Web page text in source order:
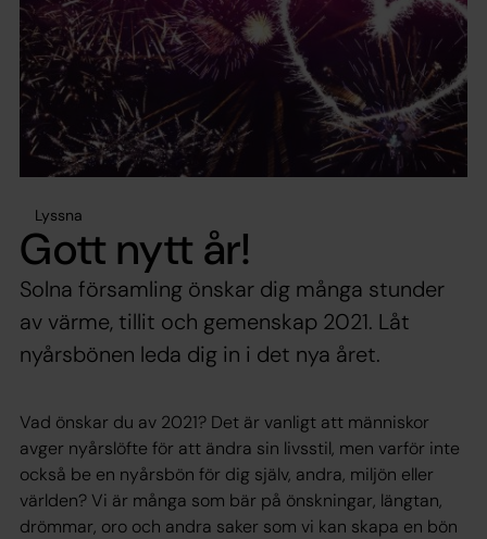
Lyssna
Gott nytt år!
Solna församling önskar dig många stunder
av värme, tillit och gemenskap 2021. Låt
nyårsbönen leda dig in i det nya året.
Vad önskar du av 2021? Det är vanligt att människor
avger nyårslöfte för att ändra sin livsstil, men varför inte
också be en nyårsbön för dig själv, andra, miljön eller
världen? Vi är många som bär på önskningar, längtan,
drömmar, oro och andra saker som vi kan skapa en bön